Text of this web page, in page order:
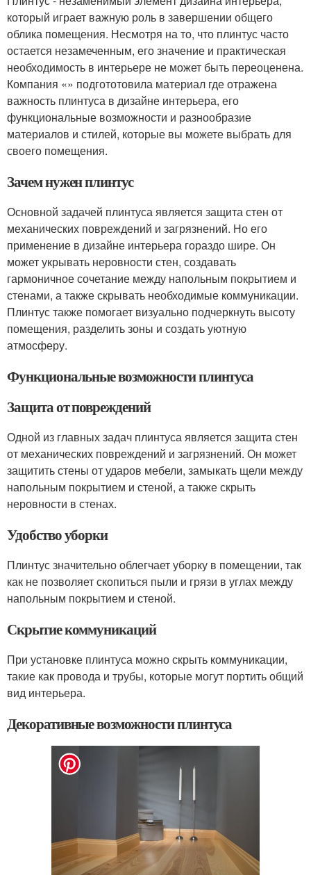
который играет важную роль в завершении общего
облика помещения. Несмотря на то, что плинтус часто
остается незамеченным, его значение и практическая
необходимость в интерьере не может быть переоценена.
Компания «» подгототовила материал где отражена
важность плинтуса в дизайне интерьера, его
функциональные возможности и разнообразие
материалов и стилей, которые вы можете выбрать для
своего помещения.
Зачем нужен плинтус
Основной задачей плинтуса является защита стен от
механических повреждений и загрязнений. Но его
применение в дизайне интерьера гораздо шире. Он
может укрывать неровности стен, создавать
гармоничное сочетание между напольным покрытием и
стенами, а также скрывать необходимые коммуникации.
Плинтус также помогает визуально подчеркнуть высоту
помещения, разделить зоны и создать уютную
атмосферу.
Функциональные возможности плинтуса
Защита от повреждений
Одной из главных задач плинтуса является защита стен
от механических повреждений и загрязнений. Он может
защитить стены от ударов мебели, замыкать щели между
напольным покрытием и стеной, а также скрыть
неровности в стенах.
Удобство уборки
Плинтус значительно облегчает уборку в помещении, так
как не позволяет скопиться пыли и грязи в углах между
напольным покрытием и стеной.
Скрытие коммуникаций
При установке плинтуса можно скрыть коммуникации,
такие как провода и трубы, которые могут портить общий
вид интерьера.
Декоративные возможности плинтуса